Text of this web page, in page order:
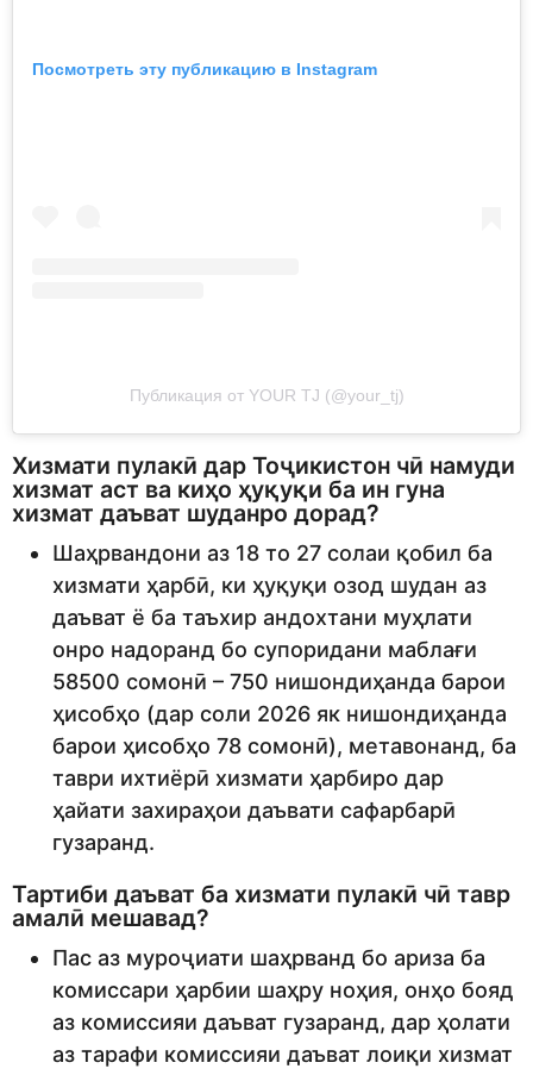
Посмотреть эту публикацию в Instagram
Публикация от YOUR TJ (@your_tj)
Хизмати пулакӣ дар Тоҷикистон чӣ намуди
хизмат аст ва киҳо ҳуқуқи ба ин гуна
хизмат даъват шуданро дорад?
Шаҳрвандони аз 18 то 27 солаи қобил ба
хизмати ҳарбӣ, ки ҳуқуқи озод шудан аз
даъват ё ба таъхир андохтани муҳлати
онро надоранд бо супоридани маблағи
58500 сомонӣ – 750 нишондиҳанда барои
ҳисобҳо (дар соли 2026 як нишондиҳанда
барои ҳисобҳо 78 сомонӣ), метавонанд, ба
таври ихтиёрӣ хизмати ҳарбиро дар
ҳайати захираҳои даъвати сафарбарӣ
гузаранд.
Тартиби даъват ба хизмати пулакӣ чӣ тавр
амалӣ мешавад?
Пас аз муроҷиати шаҳрванд бо ариза ба
комиссари ҳарбии шаҳру ноҳия, онҳо бояд
аз комиссияи даъват гузаранд, дар ҳолати
аз тарафи комиссияи даъват лоиқи хизмат